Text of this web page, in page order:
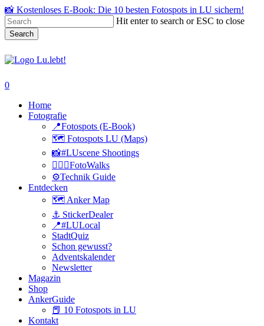
Skip
to
main
content
📸 Kostenloses E-Book: Die 10 besten Fotospots in LU sichern!
Hit enter to search or ESC to close
Search
Close
search
0
Home
Fotografie
📍Fotospots (E-Book)
🗺️ Fotospots LU (Maps)
📸#LUscene Shootings
🚶🏻‍♂️FotoWalks
⚙️Technik Guide
Entdecken
🗺️ Anker Map
⚓️ StickerDealer
📍#LULocal
StadtQuiz
Schon gewusst?
Adventskalender
Newsletter
Magazin
Shop
AnkerGuide
📕 10 Fotospots in LU
Kontakt